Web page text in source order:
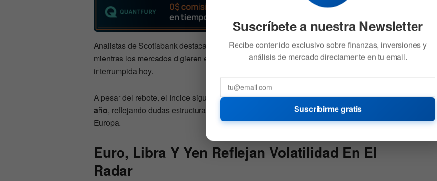
Analistas de Scotiabank destacaron que “el dólar se fortalece por aversión clásica al riesgo”,
mientras los mercados digieren el ataque israelí. La caída previa de dos días quedó
interrumpida hoy.
A pesar del rebote, el índice sigue 8,38% por debajo del máximo anualy7,62% abajo en el
año, reflejando dudas estructurales sobre política fiscal y tensiones comerciales con Asia y
Europa.
Euro, Libra Y Yen Reflejan Volatilidad En El
Radar
Suscríbete a nuestra Newsletter
Recibe contenido exclusivo sobre finanzas, inversiones y
análisis de mercado directamente en tu email.
Suscribirme gratis